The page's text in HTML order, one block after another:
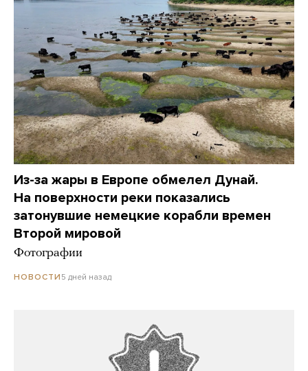
Из-за жары в Европе обмелел Дунай.
На поверхности реки показались
затонувшие немецкие корабли времен
Второй мировой
Фотографии
НОВОСТИ 5 дней назад